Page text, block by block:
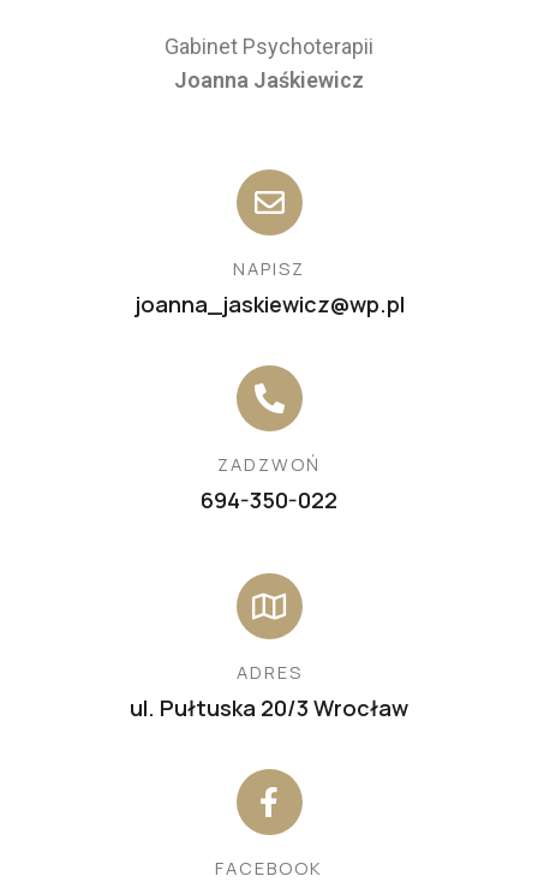
Gabinet Psychoterapii
Joanna Jaśkiewicz
NAPISZ
joanna_jaskiewicz@wp.pl
ZADZWOŃ
694-350-022
ADRES
ul. Pułtuska 20/3 Wrocław
FACEBOOK